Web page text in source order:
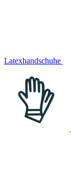
Latexhandschuhe